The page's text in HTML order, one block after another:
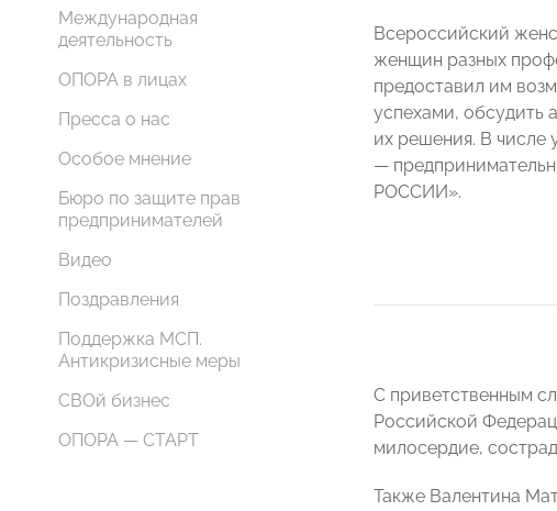
Международная
деятельность
ОПОРА в лицах
Пресса о нас
Особое мнение
Бюро по защите прав
предпринимателей
Видео
Поздравления
Поддержка МСП.
Антикризисные меры
СВОй бизнес
ОПОРА — СТАРТ
Всероссийский
женщин разных
предоставил им
успехами, обсудить
их решения. В числе
—
РОССИИ».
С приветственным
Российской
милосердие,
Также Валентина